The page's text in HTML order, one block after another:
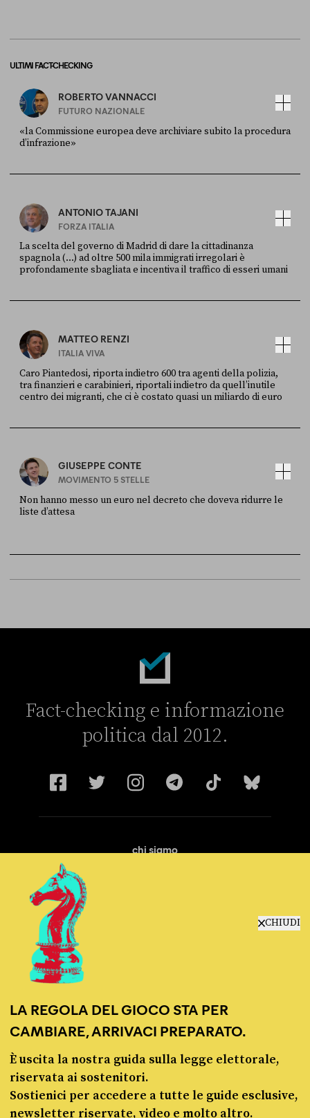
CHIUDI
LA REGOLA DEL GIOCO STA PER
CAMBIARE, ARRIVACI PREPARATO.
È uscita la nostra guida sulla legge elettorale,
riservata ai sostenitori.
Sostienici per accedere a tutte le guide esclusive,
newsletter riservate, video e molto altro.
ULTIMI FACT-CHECKING
ROBERTO VANNACCI
FUTURO NAZIONALE
«la Commissione europea deve archiviare subito la procedura
d’infrazione»
ANTONIO TAJANI
FORZA ITALIA
La scelta del governo di Madrid di dare la cittadinanza
spagnola (...) ad oltre 500 mila immigrati irregolari è
profondamente sbagliata e incentiva il traffico di esseri umani
MATTEO RENZI
ITALIA VIVA
Caro Piantedosi, riporta indietro 600 tra agenti della polizia,
tra finanzieri e carabinieri, riportali indietro da quell’inutile
centro dei migranti, che ci è costato quasi un miliardo di euro
GIUSEPPE CONTE
MOVIMENTO 5 STELLE
Non hanno messo un euro nel decreto che doveva ridurre le
liste d’attesa
Fact-checking e informazione
politica dal 2012.
chi siamo
© Pagella Politica 2012 - 2026
Pagella Politica è una testata registrata presso il Tribunale di Milano, n. 55 del 8
marzo 2021. ISSN 2974-9387